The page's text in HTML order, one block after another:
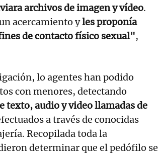
archivos de imagen y vídeo.
acercamiento yles proponía
de contacto físico sexual",
lo agentes han podido
con menores, detectando
audio y video llamadas de
a través de conocidas
Recopilada toda la
determinar que el pedófilo se